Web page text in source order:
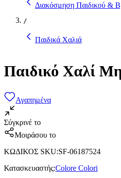
Διακόσμηση Παιδικού &
/
Παιδικά Χαλιά
Παιδικό Χαλί
Αγαπημένα
Σύγκρινέ το
Μοιράσου το
ΚΩΔΙΚΟΣ SKU:SF-06187524
Κατασκευαστής:Colore Colori